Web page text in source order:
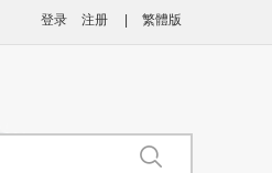
登录 注册 繁體版